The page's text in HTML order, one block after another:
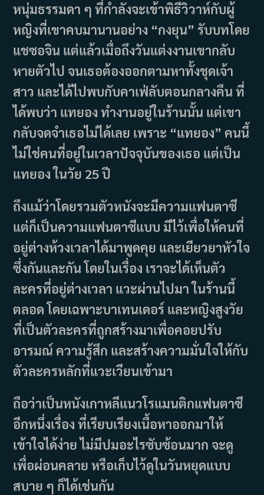
หนุ่มธรรมดา ๆ ที่กำลังจะเข้าพิธีวิวาห์กับผู้
หญิงที่เขาคบมานานอย่าง “กงยุน” รับบทโดย
แชซอจิน แต่แล้วเมื่อถึงวันแต่งงานเขากลับ
หายตัวไป จนเธอต้องออกตามหาทั้งชุดเจ้า
สาว และได้ไปพบกับคาเฟ่ลับตอนกลางคืน ที่
ได้พบว่า แทยอง ทำงานอยู่ในร้านนั้น แต่เขา
กลับจดจำเธอไม่ได้เลย เพราะ “แทยอง” คนนี้
ไม่ใช่คนที่อยู่ในเวลาปัจจุบันของเธอ แต่เป็น
แทยอง ในวัย 25 ปี
ถึงแม้ว่าโดยรวมตัวหนังจะมีความแฟนตาซี
แต่ก็เป็นความแฟนตาซีแบบ มีไว้เพื่อให้คนที่
อยู่ต่างห้วงเวลาได้มาพูดคุย และเยียวยาหัวใจ
ซึ่งกันและกัน โดยในเรื่อง เราจะได้เห็นตัว
ละครที่อยู่ต่างเวลา แวะผ่านไปมา ในร้านนี้
ตลอด โดยเฉพาะบาเทนเดอร์ และหญิงสูงวัย
ที่เป็นตัวละครที่ถูกสร้างมาเพื่อคอยปรับ
อารมณ์ ความรู้สึก และสร้างความมั่นใจให้กับ
ตัวละครหลักที่แวะเวียนเข้ามา
ถือว่าเป็นหนังเกาหลีแนวโรแมนติกแฟนตาซี
อีกหนึ่งเรื่อง ที่เรียบเรียงเนื้อหาออกมาให้
เข้าใจได้ง่าย ไม่มีปมอะไรซับซ้อนมาก จะดู
เพื่อผ่อนคลาย หรือเก็บไว้ดูในวันหยุดแบบ
สบาย ๆ ก็ได้เช่นกัน